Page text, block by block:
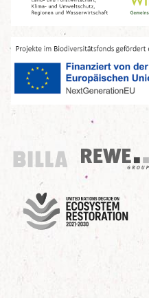
Billa
REWE Group
UN Decade